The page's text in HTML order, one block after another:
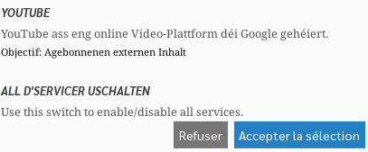
Question parlementaire
YOUTUBE
YouTube ass eng online Video-Plattform déi Google gehéiert.
Objectif: Agebonnenen externen Inhalt
ALL D'SERVICER USCHALTEN
Use this switch to enable/disable all services.
Refuser Accepter la sélection